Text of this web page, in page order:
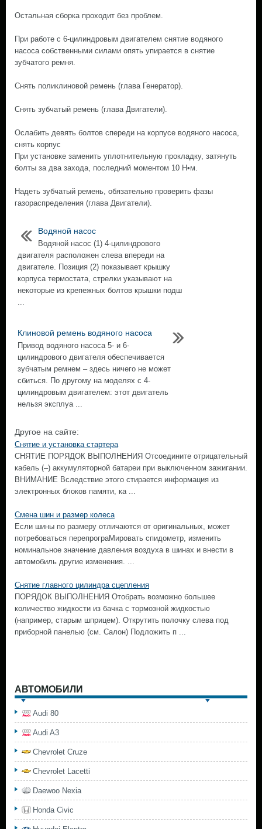
Остальная сборка проходит без проблем.
При работе с 6-цилиндровым двигателем снятие водяного
насоса собственными силами опять упирается в снятие
зубчатого ремня.
Снять поликлиновой ремень (глава Генератор).
Снять зубчатый ремень (глава Двигатели).
Ослабить девять болтов спереди на корпусе водяного насоса,
снять корпус
При установке заменить уплотнительную прокладку, затянуть
болты за два захода, последний моментом 10 Н•м.
Надеть зубчатый ремень, обязательно проверить фазы
газораспределения (глава Двигатели).
Водяной насос
Водяной насос (1) 4-цилиндрового
двигателя расположен слева впереди на
двигателе. Позиция (2) показывает крышку
корпуса термостата, стрелки указывают на
некоторые из крепежных болтов крышки подш
...
Клиновой ремень водяного насоса
Привод водяного насоса 5- и 6-
цилиндрового двигателя обеспечивается
зубчатым ремнем – здесь ничего не может
сбиться. По другому на моделях с 4-
цилиндровым двигателем: этот двигатель
нельзя эксплуа ...
Другое на сайте:
Снятие и установка стартера
СНЯТИЕ ПОРЯДОК ВЫПОЛНЕНИЯ Отсоедините отрицательный
кабель (–) аккумуляторной батареи при выключенном зажигании.
ВНИМАНИЕ Вследствие этого стирается информация из
электронных блоков памяти, ка ...
Смена шин и размер колеса
Если шины по размеру отличаются от оригинальных, может
потребоваться перепрограМировать спидометр, изменить
номинальное значение давления воздуха в шинах и внести в
автомобиль другие изменения. ...
Снятие главного цилиндра сцепления
ПОРЯДОК ВЫПОЛНЕНИЯ Отобрать возможно большее
количество жидкости из бачка с тормозной жидкостью
(например, старым шприцем). Открутить полочку слева под
приборной панелью (см. Салон) Подложить п ...
АВТОМОБИЛИ
Audi 80
Audi A3
Chevrolet Cruze
Chevrolet Lacetti
Daewoo Nexia
Honda Civic